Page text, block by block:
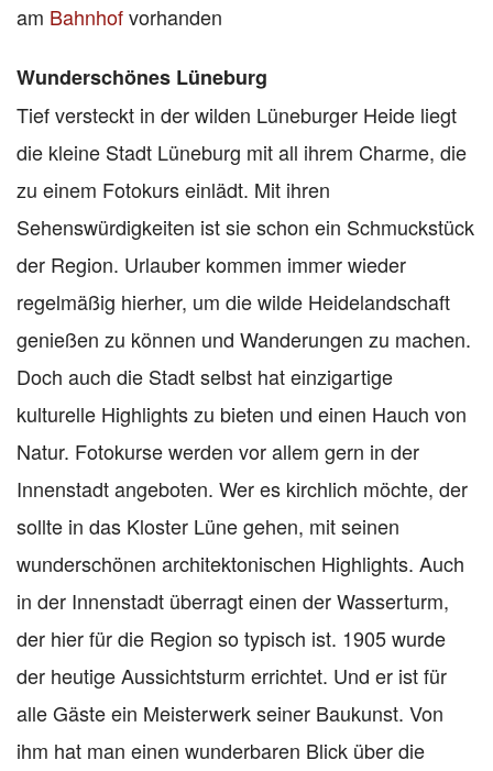
am Bahnhofvorhanden
Wunderschönes Lüneburg
Tief versteckt in der wilden Lüneburger Heide liegt
die kleine Stadt Lüneburg mit all ihrem Charme, die
zu einem Fotokurs einlädt. Mit ihren
Sehenswürdigkeiten ist sie schon ein Schmuckstück
der Region. Urlauber kommen immer wieder
regelmäßig hierher, um die wilde Heidelandschaft
genießen zu können und Wanderungen zu machen.
Doch auch die Stadt selbst hat einzigartige
kulturelle Highlights zu bieten und einen Hauch von
Natur. Fotokurse werden vor allem gern in der
Innenstadt angeboten. Wer es kirchlich möchte, der
sollte in das Kloster Lüne gehen, mit seinen
wunderschönen architektonischen Highlights. Auch
in der Innenstadt überragt einen der Wasserturm,
der hier für die Region so typisch ist. 1905 wurde
der heutige Aussichtsturm errichtet. Und er ist für
alle Gäste ein Meisterwerk seiner Baukunst. Von
ihm hat man einen wunderbaren Blick über die